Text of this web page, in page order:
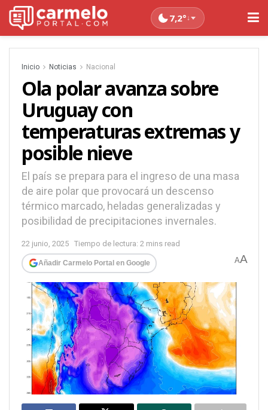
7,2°↓
Inicio Noticias Nacional
Ola polar avanza sobre
Uruguay con
temperaturas extremas y
posible nieve
El país se prepara para el ingreso de una masa
de aire polar que provocará un descenso
térmico marcado, heladas generalizadas y
posibilidad de precipitaciones invernales.
22 junio, 2025 Tiempo de lectura: 2 mins read
Añadir Carmelo Portal en Google AA